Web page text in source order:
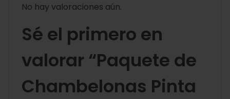
No hay valoraciones aún.
Sé el primero en
valorar “Paquete de
Chambelonas Pinta